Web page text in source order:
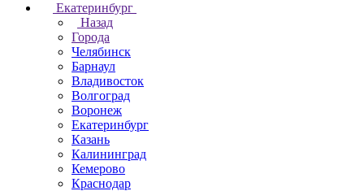
Екатеринбург
Назад
Города
Челябинск
Барнаул
Владивосток
Волгоград
Воронеж
Екатеринбург
Казань
Калининград
Кемерово
Краснодар